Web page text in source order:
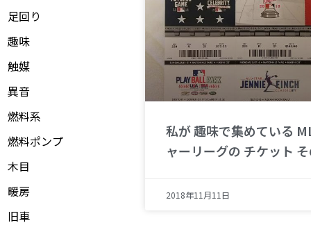
足回り
趣味
触媒
異音
燃料系
燃料ポンプ
木目
暖房
旧車
私が 趣味で集めている
ャーリーグの チケット
2018年11月11日